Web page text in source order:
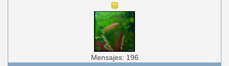
Mensajes: 196